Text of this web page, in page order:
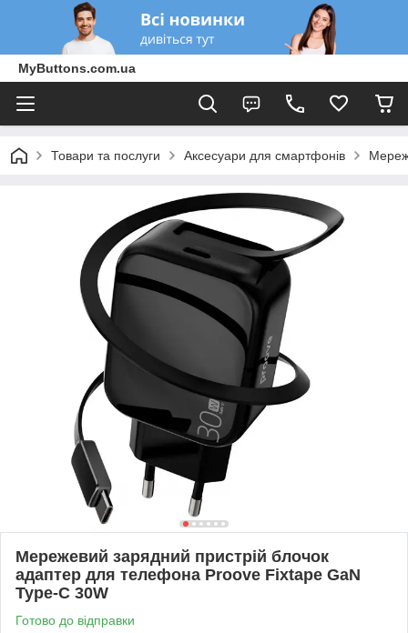
MyButtons.com.ua
Товари та послуги Аксесуари для смартфонів
Мережевий зарядний пристрій блочок
адаптер для телефона Proove Fixtape GaN
Type-C 30W
Готово до відправки